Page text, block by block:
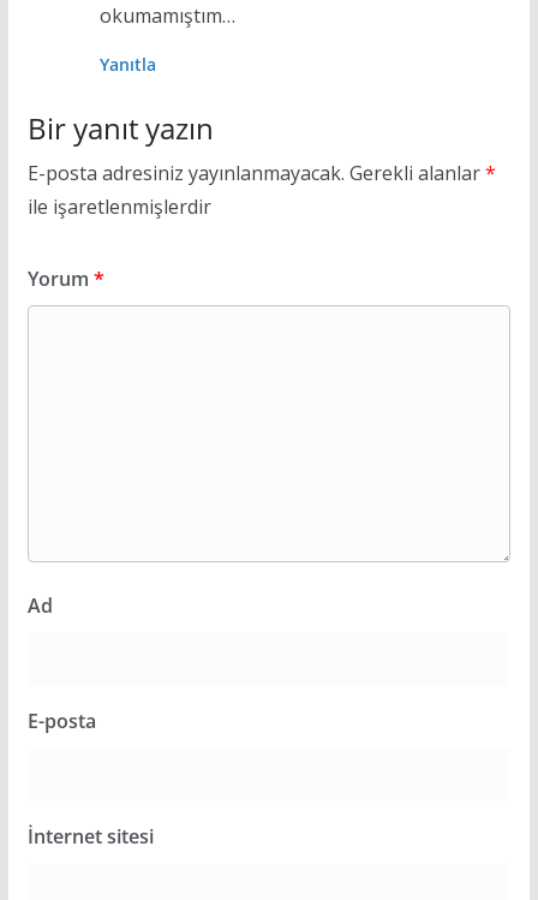
okumamıştım…
Yanıtla
Bir yanıt yazın
E-posta adresiniz yayınlanmayacak. Gerekli alanlar*
ile işaretlenmişlerdir
Yorum *
Ad
E-posta
İnternet sitesi